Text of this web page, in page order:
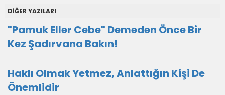
DİĞER YAZILARI
"Pamuk Eller Cebe" Demeden Önce Bir
Kez Şadırvana Bakın!
Haklı Olmak Yetmez, Anlattığın Kişi De
Önemlidir